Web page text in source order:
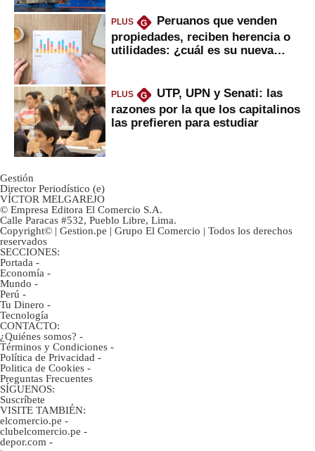
PLUS G
Peruanos que venden
propiedades, reciben herencia o
utilidades: ¿cuál es su nueva
PLUS G
UTP, UPN y Senati: las
razones por la que los capitalinos
las prefieren para estudiar
Gestión
Director Periodístico (e)
VÍCTOR MELGAREJO
© Empresa Editora El Comercio S.A.
Calle Paracas #532, Pueblo Libre, Lima.
Copyright© | Gestion.pe | Grupo El Comercio | Todos los derechos
reservados
SECCIONES:
Portada -
Economía -
Mundo -
Perú -
Tu Dinero -
Tecnología
CONTACTO:
¿Quiénes somos? -
Términos y Condiciones -
Política de Privacidad -
Politica de Cookies -
Preguntas Frecuentes
SÍGUENOS:
Suscríbete
VISITE TAMBIÉN:
elcomercio.pe -
clubelcomercio.pe -
depor.com -